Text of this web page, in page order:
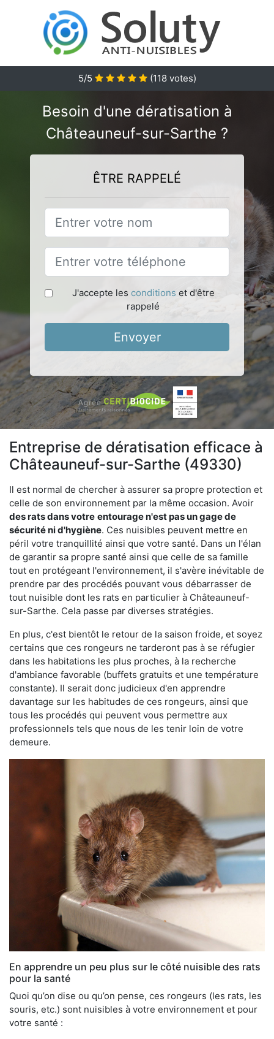
5/5 (118votes)
Besoin d'une dératisation à
Châteauneuf-sur-Sarthe ?
ÊTRE RAPPELÉ
J'accepte les conditions et d'être
rappelé
Envoyer
Entreprise de dératisation efficace à
Châteauneuf-sur-Sarthe (49330)
Il est normal de chercher à assurer sa propre protection et
celle de son environnement par la même occasion. Avoir
des rats dans votre entourage n'est pas un gage de
sécurité ni d'hygiène. Ces nuisibles peuvent mettre en
péril votre tranquillité ainsi que votre santé. Dans un l'élan
de garantir sa propre santé ainsi que celle de sa famille
tout en protégeant l'environnement, il s'avère inévitable de
prendre par des procédés pouvant vous débarrasser de
tout nuisible dont les rats en particulier à Châteauneuf-
sur-Sarthe. Cela passe par diverses stratégies.
En plus, c'est bientôt le retour de la saison froide, et soyez
certains que ces rongeurs ne tarderont pas à se réfugier
dans les habitations les plus proches, à la recherche
d'ambiance favorable (buffets gratuits et une température
constante). Il serait donc judicieux d'en apprendre
davantage sur les habitudes de ces rongeurs, ainsi que
tous les procédés qui peuvent vous permettre aux
professionnels tels que nous de les tenir loin de votre
demeure.
En apprendre un peu plus sur le côté nuisible des rats
pour la santé
Quoi qu’on dise ou qu’on pense, ces rongeurs (les rats, les
souris, etc.) sont nuisibles à votre environnement et pour
votre santé :